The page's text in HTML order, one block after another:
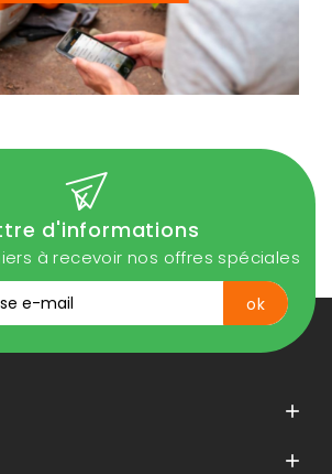
d'informations
à recevoir nos offres spéciales

